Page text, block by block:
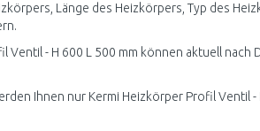
Länge des Heizkörpers, Typ des
- H 600 L 500 mm können aktuell nach
Ihnen nur Kermi Heizkörper Profil Ventil -